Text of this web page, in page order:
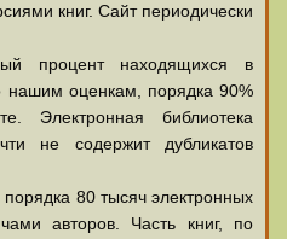
книг. Сайт периодически
процент находящихся в
нашим оценкам, порядка 90%
Электронная библиотека
не содержит дубликатов
80 тысяч электронных
авторов. Часть книг, по